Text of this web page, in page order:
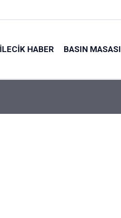
HABER BASIN MASASI